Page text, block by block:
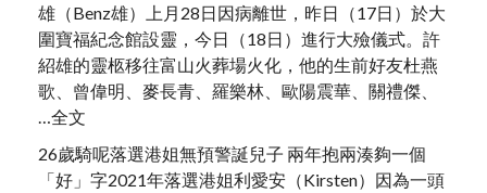
雄（Benz雄）上月28日因病離世，昨日（17日）於大
圍寶福紀念館設靈，今日（18日）進行大殮儀式。許
紹雄的靈柩移往富山火葬場火化，他的生前好友杜燕
歌、曾偉明、麥長青、羅樂林、歐陽震華、關禮傑、
…全文
26歲騎呢落選港姐無預警誕兒子 兩年抱兩湊夠一個
「好」字2021年落選港姐利愛安（Kirsten）因為一頭